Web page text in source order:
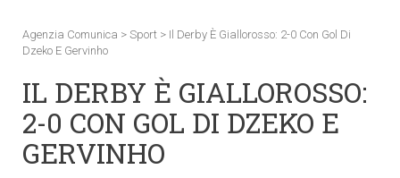
Agenzia Comunica > Sport > Il Derby È Giallorosso: 2-0 Con Gol Di
Dzeko E Gervinho
IL DERBY È GIALLOROSSO:
2-0 CON GOL DI DZEKO E
GERVINHO